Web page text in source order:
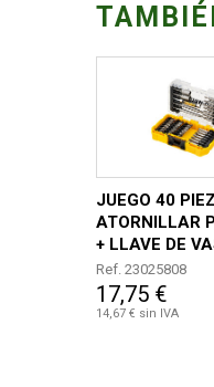
JUEGO 40
ATORNILLAR
+ LLAVE DE
GUIA
Ref. 23025808
17,75 €
14,67 € sin IVA